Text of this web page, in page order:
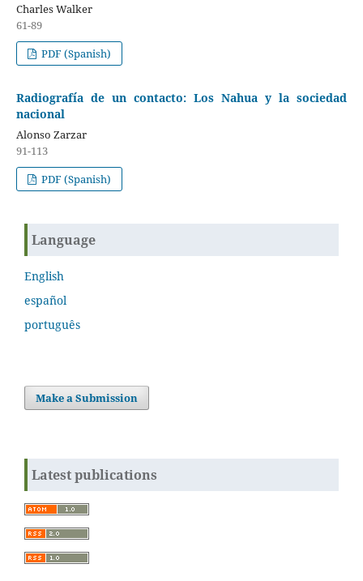
Charles Walker
61-89
PDF (Spanish)
Radiografía de un contacto: Los Nahua y la sociedad
nacional
Alonso Zarzar
91-113
PDF (Spanish)
Language
English
español
português
Make a Submission
Latest publications